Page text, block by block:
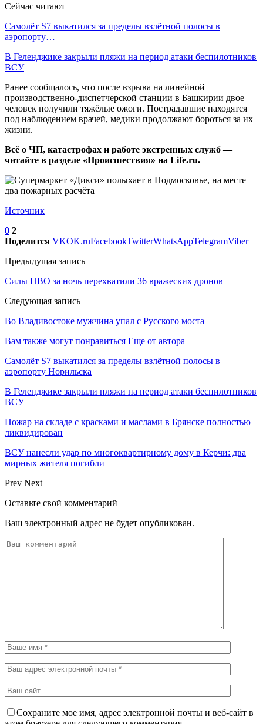
Сейчас читают
Самолёт S7 выкатился за пределы взлётной полосы в
аэропорту…
В Геленджике закрыли пляжи на период атаки беспилотников
ВСУ
Ранее сообщалось, что после взрыва на линейной
производственно-диспетчерской станции в Башкирии двое
человек получили тяжёлые ожоги. Пострадавшие находятся
под наблюдением врачей, медики продолжают бороться за их
жизни.
Всё о ЧП, катастрофах и работе экстренных служб —
читайте в разделе «Происшествия» на Life.ru.
Источник
0 2
Поделится VKOK.ruFacebookTwitterWhatsAppTelegramViber
Предыдущая запись
Силы ПВО за ночь перехватили 36 вражеских дронов
Следующая запись
Во Владивостоке мужчина упал с Русского моста
Вам также могут понравиться Еще от автора
Самолёт S7 выкатился за пределы взлётной полосы в
аэропорту Норильска
В Геленджике закрыли пляжи на период атаки беспилотников
ВСУ
Пожар на складе с красками и маслами в Брянске полностью
ликвидирован
ВСУ нанесли удар по многоквартирному дому в Керчи: два
мирных жителя погибли
Prev Next
Оставьте свой комментарий
Ваш электронный адрес не будет опубликован.
Сохраните мое имя, адрес электронной почты и веб-сайт в